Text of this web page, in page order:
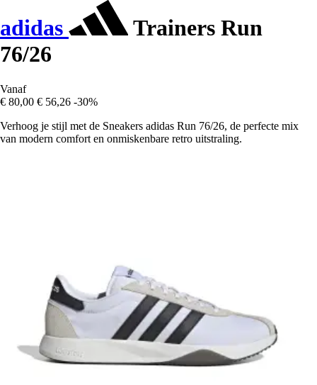
adidas
Trainers Run
76/26
Vanaf
€ 80,00 € 56,26 -30%
Verhoog je stijl met de Sneakers adidas Run 76/26, de perfecte mix
van modern comfort en onmiskenbare retro uitstraling.